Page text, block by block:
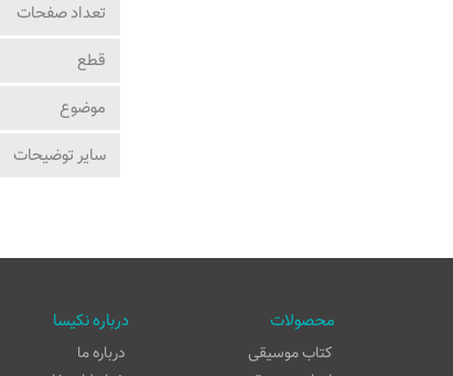
تعداد صفحات
قطع
موضوع
ساير توضيحات
محصولات
کتاب موسیقی
درباره نکیسا
درباره ما